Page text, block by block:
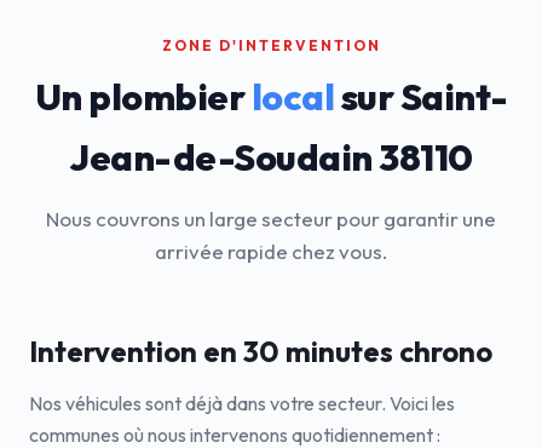
ZONE D'INTERVENTION
Un plombierlocalsur Saint-
Jean-de-Soudain 38110
Nous couvrons un large secteur pour garantir une
arrivée rapide chez vous.
Intervention en 30 minutes chrono
Nos véhicules sont déjà dans votre secteur. Voici les
communes où nous intervenons quotidiennement :